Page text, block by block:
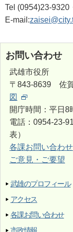
Tel (0954)23-9320
E-mail:
お問い合わせ
武雄市役所
〒843-8639 佐
図
開庁時間：平日8
電話：0954-23-
表）
各課お問い合わ
ご意見・ご要望
武雄のプロフィール
アクセス
各課お問い合わせ